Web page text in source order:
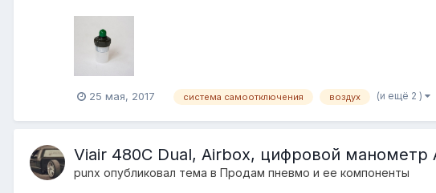
25 мая, 2017 система самоотключения воздух (и ещё 2 )
Viair 480C Dual, Airbox, цифровой манометр
punx опубликовал тема в Продам пневмо и ее компоненты